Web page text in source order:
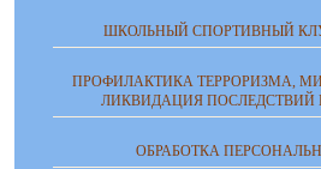
ШКОЛЬНЫЙ СПОРТИВНЫЙ
ПРОФИЛАКТИКА ТЕРРОРИЗМА,
ЛИКВИДАЦИЯ ПОСЛЕДСТВИЙ
ОБРАБОТКА